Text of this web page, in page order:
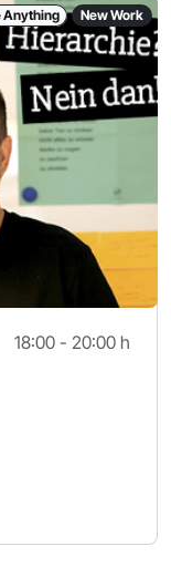
Anything New Work
18:00 - 20:00 h